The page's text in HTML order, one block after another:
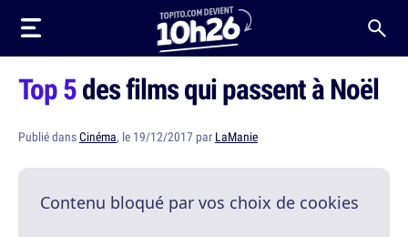
Top 5des films qui passent à Noël
Publié dansCinéma, le 19/12/2017 par LaManie
Contenu bloqué par vos choix de cookies